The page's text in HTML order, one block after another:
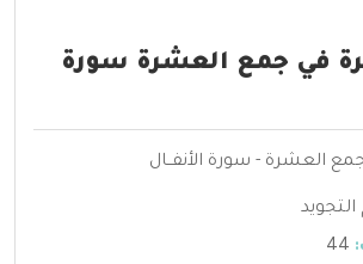
في جمع العشرة سورة
العشرة - سورة الأنفــال
44